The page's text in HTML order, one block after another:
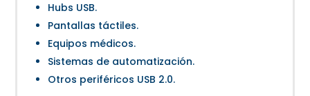
Hubs USB.
Pantallas táctiles.
Equipos médicos.
Sistemas de automatización.
Otros periféricos USB 2.0.